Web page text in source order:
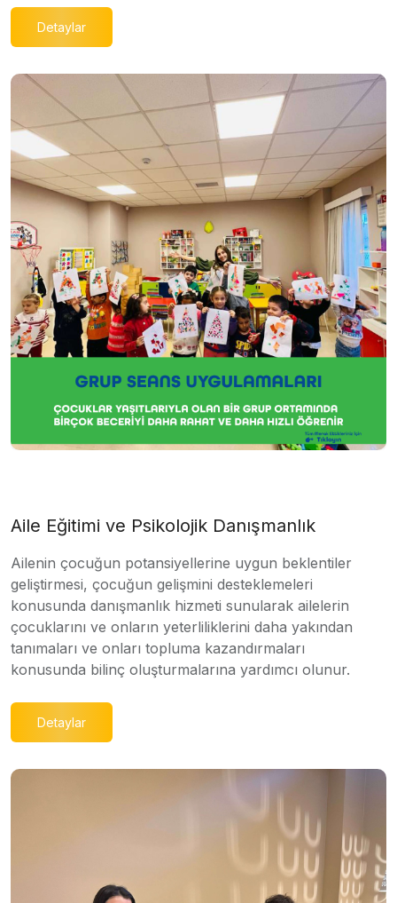
Detaylar
Aile Eğitimi ve Psikolojik Danışmanlık
Ailenin çocuğun potansiyellerine uygun beklentiler
geliştirmesi, çocuğun gelişmini desteklemeleri
konusunda danışmanlık hizmeti sunularak ailelerin
çocuklarını ve onların yeterliliklerini daha yakından
tanımaları ve onları topluma kazandırmaları
konusunda bilinç oluşturmalarına yardımcı olunur.
Detaylar